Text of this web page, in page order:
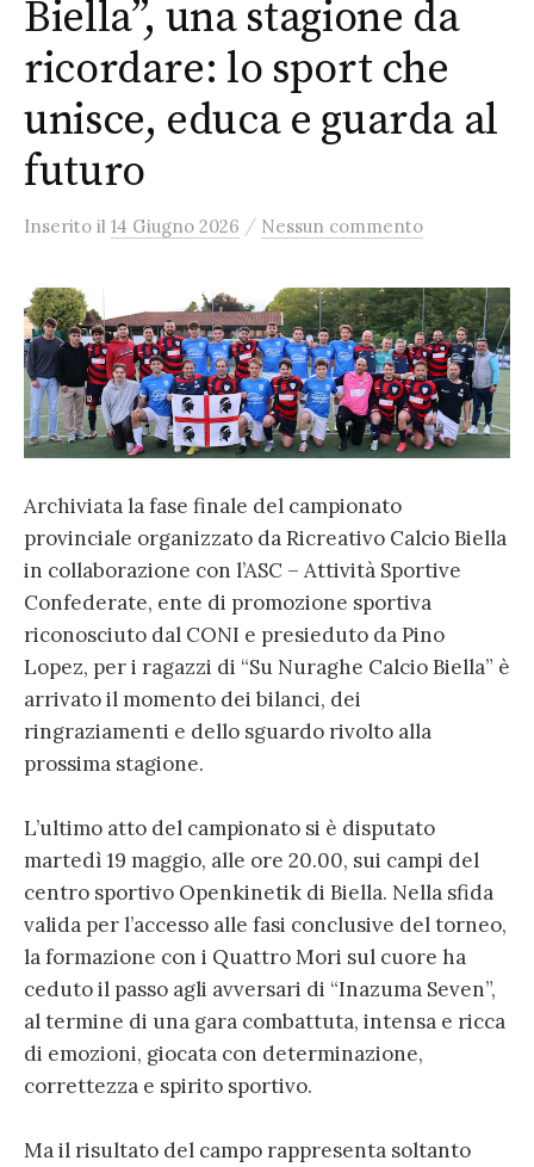
Biella”, una stagione da
ricordare: lo sport che
unisce, educa e guarda al
futuro
Inserito il 14 Giugno 2026 / Nessun commento
Archiviata la fase finale del campionato
provinciale organizzato da Ricreativo Calcio Biella
in collaborazione con l’ASC – Attività Sportive
Confederate, ente di promozione sportiva
riconosciuto dal CONI e presieduto da Pino
Lopez, per i ragazzi di “Su Nuraghe Calcio Biella” è
arrivato il momento dei bilanci, dei
ringraziamenti e dello sguardo rivolto alla
prossima stagione.
L’ultimo atto del campionato si è disputato
martedì 19 maggio, alle ore 20.00, sui campi del
centro sportivo Openkinetik di Biella. Nella sfida
valida per l’accesso alle fasi conclusive del torneo,
la formazione con i Quattro Mori sul cuore ha
ceduto il passo agli avversari di “Inazuma Seven”,
al termine di una gara combattuta, intensa e ricca
di emozioni, giocata con determinazione,
correttezza e spirito sportivo.
Ma il risultato del campo rappresenta soltanto